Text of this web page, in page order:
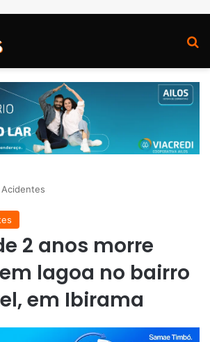
2 anos morre
lagoa no bairro
em Ibirama